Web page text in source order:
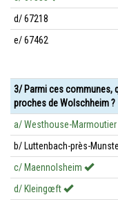
d/ 67218
e/ 67462
3/ Parmi ces communes,
proches de Wolschheim ?
a/ Westhouse-Marmoutier
b/ Luttenbach-près-
c/ Maennolsheim
d/ Kleingœft